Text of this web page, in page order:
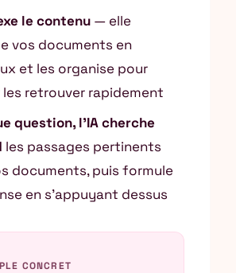
le contenu — elle
vos documents en
et les organise pour
retrouver rapidement
question, l’IA cherche
les passages pertinents
documents, puis formule
en s’appuyant dessus
CONCRET